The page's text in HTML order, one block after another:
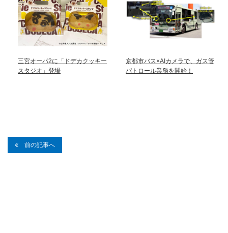
三宮オーパ2に「ドデカクッキー
スタジオ」登場
京都市バス×AIカメラで、ガス管
パトロール業務を開始！
前の記事へ